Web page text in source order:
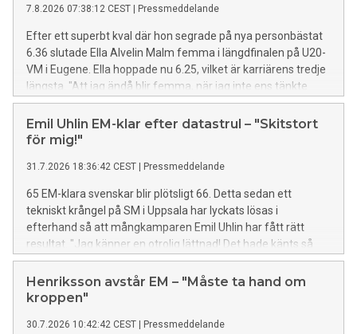
7.8.2026 07:38:12 CEST | Pressmeddelande
Efter ett superbt kval där hon segrade på nya personbästat
6.36 slutade Ella Alvelin Malm femma i längdfinalen på U20-
VM i Eugene. Ella hoppade nu 6.25, vilket är karriärens tredje
längsta. ⁠"Att jag ändå blir femma, när jag inte ens tänkte
köra längdhopp från början, är något jag är stolt över. Nu är
jag svintaggad på revansch i tresteget", säger Ella. I det
manliga stavkvalet gladde Axel Rogö som är klar för final.
Emil Uhlin EM-klar efter datastrul – "Skitstort
för mig!"
31.7.2026 18:36:42 CEST | Pressmeddelande
65 EM-klara svenskar blir plötsligt 66. Detta sedan ett
tekniskt krångel på SM i Uppsala har lyckats lösas i
efterhand så att mångkamparen Emil Uhlin har fått rätt
resultat. "Jag känner en otrolig lättnad! Det hade känts så
synd om Emil hade missat EM på grund av ett tekniskt fel",
säger förbundskapten Kajsa Bergqvist. "66 aktiva. Nu är det
nästan 'six seven'! Det känns fantastiskt att det löste sig till
Henriksson avstår EM – "Måste ta hand om
kroppen"
30.7.2026 10:42:42 CEST | Pressmeddelande